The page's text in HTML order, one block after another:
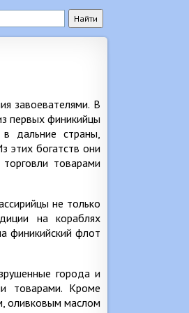
завоевателями. В
первых финикийцы
дальние страны,
этих богатств они
товарами
не только
на кораблях
финикийский флот
города и
товарами. Кроме
оливковым маслом